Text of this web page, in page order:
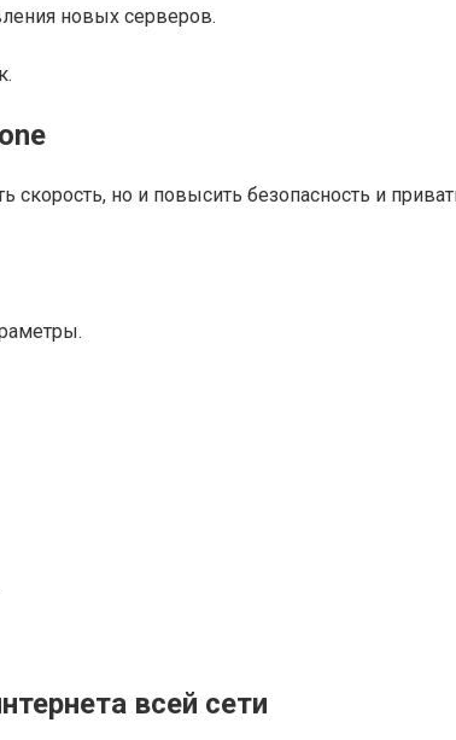
новых серверов.
но и повысить безопасность и
всей сети